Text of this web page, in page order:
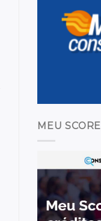
MEU SCORE